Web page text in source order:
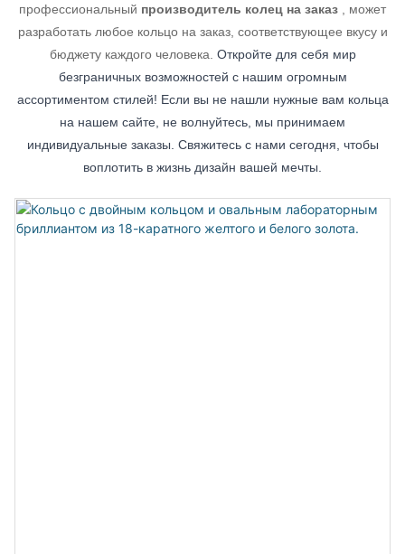
профессиональный производитель колец на заказ , может
разработать любое кольцо на заказ, соответствующее вкусу и
бюджету каждого человека. Откройте для себя мир
безграничных возможностей с нашим огромным
ассортиментом стилей! Если вы не нашли нужные вам кольца
на нашем сайте, не волнуйтесь, мы принимаем
индивидуальные заказы. Свяжитесь с нами сегодня, чтобы
воплотить в жизнь дизайн вашей мечты.